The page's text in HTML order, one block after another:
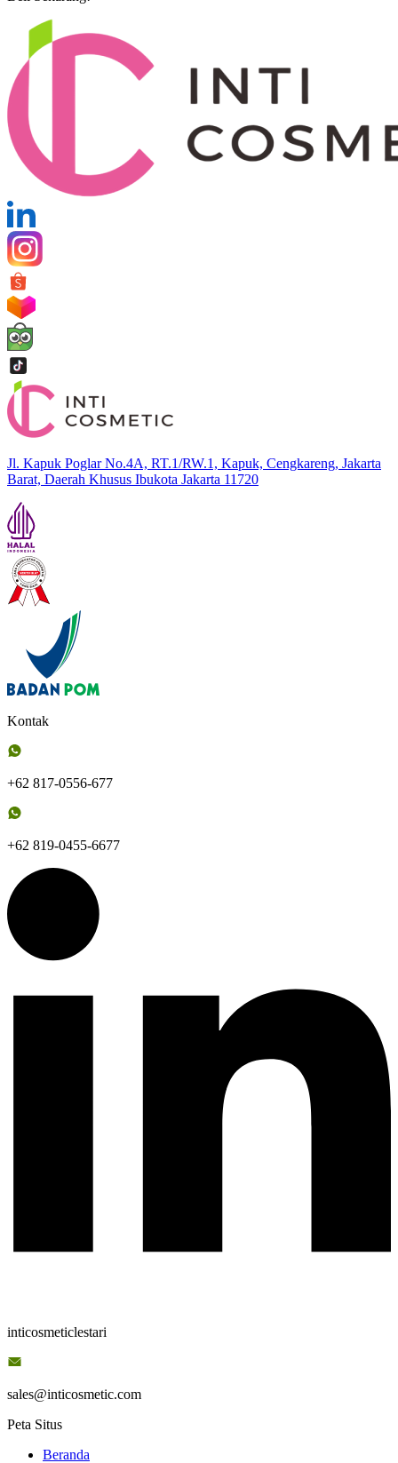
Jl. Kapuk Poglar No.4A, RT.1/RW.1, Kapuk, Cengkareng, Jakarta
Barat, Daerah Khusus Ibukota Jakarta 11720
Kontak
+62 817-0556-677
+62 819-0455-6677
inticosmeticlestari
sales@inticosmetic.com
Peta Situs
Beranda